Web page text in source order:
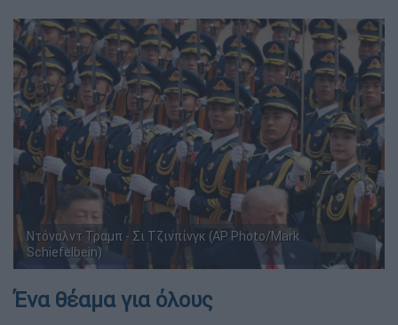
Ντόναλντ Τραμπ - Σι Τζινπίνγκ (AP Photo/Mark
Schiefelbein)
Ένα θέαμα για όλους